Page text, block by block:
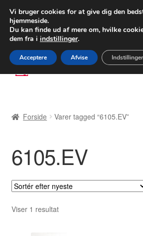
LEVERING fra
FEDEX
80 82 72 02
Spring
til
Spring
til
Betalinger
Kasse
Klage
Klageprocedure
Forside Varer tagged “6105.EV”
6105.EV
Viser 1 resultat
Vi bruger cookies for at give dig den
hjemmeside.
Du kan finde ud af mere om, hvilke
dem fra i indstillinger.
Acceptere Afvise Indstillinger